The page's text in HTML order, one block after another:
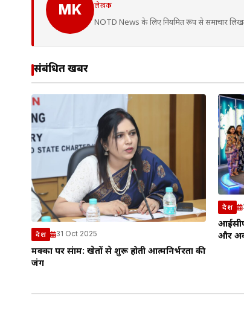
MK लेखक
NOTD News के लिए नियमित रूप से समाचार
संबंधित खबरें
देश 31 Oct 2025
मक्का पर संग्राम: खेतों से शुरू होती आत्मनिर्भरता की
जंग
देश
और